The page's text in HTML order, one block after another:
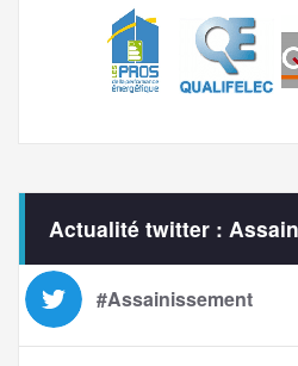
Actualité twitter :
#Assainissement